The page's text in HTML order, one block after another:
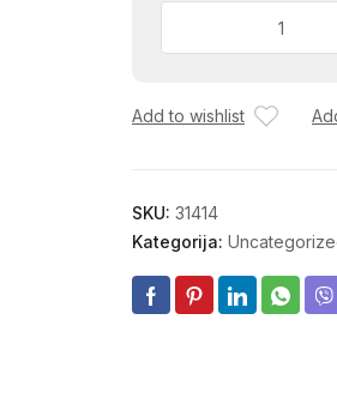
100053
Add to wishlist
SKU: 31414
Kategorija: